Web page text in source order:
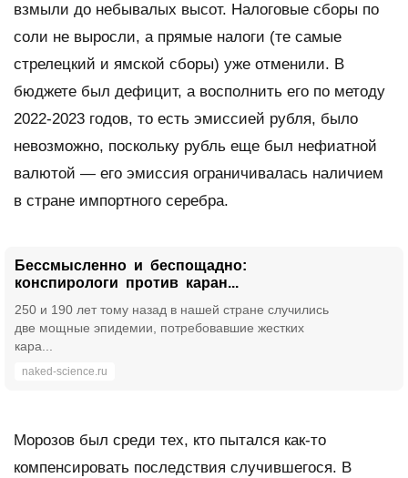
взмыли до небывалых высот. Налоговые сборы по
соли не выросли, а прямые налоги (те самые
стрелецкий и ямской сборы) уже отменили. В
бюджете был дефицит, а восполнить его по методу
2022-2023 годов, то есть эмиссией рубля, было
невозможно, поскольку рубль еще был нефиатной
валютой — его эмиссия ограничивалась наличием
в стране импортного серебра.
Бессмысленно и беспощадно:
конспирологи против каран...
250 и 190 лет тому назад в нашей стране случились
две мощные эпидемии, потребовавшие жестких
кара...
naked-science.ru
Морозов был среди тех, кто пытался как-то
компенсировать последствия случившегося. В